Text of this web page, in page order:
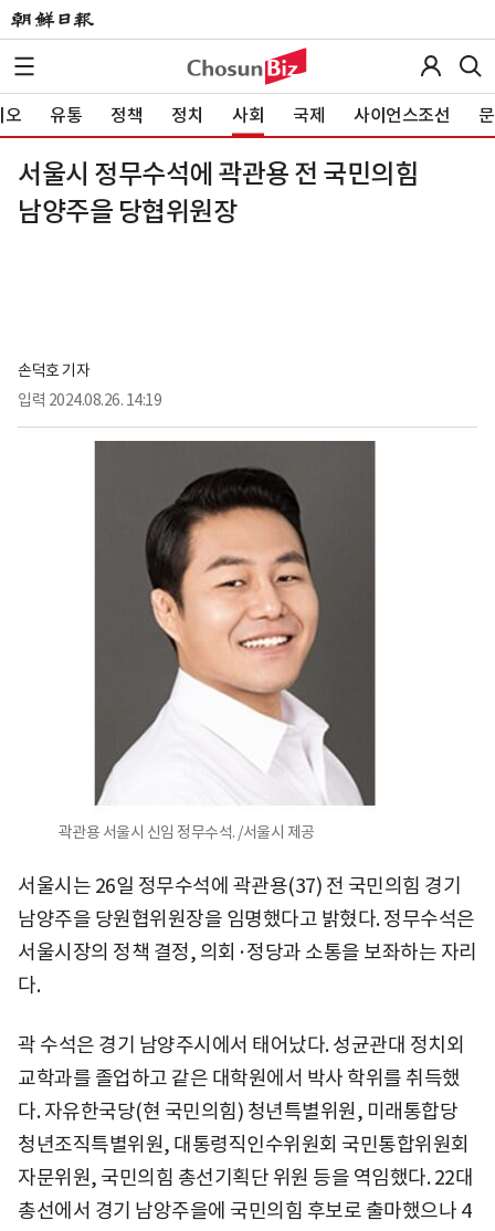
오 유통 정책 정치 사회 국제 사이언스조선
서울시 정무수석에 곽관용 전 국민의힘
남양주을 당협위원장
손덕호 기자
입력 2024.08.26. 14:19
곽관용 서울시 신임 정무수석. /서울시 제공
서울시는 26일 정무수석에 곽관용(37) 전 국민의힘 경기
남양주을 당원협위원장을 임명했다고 밝혔다. 정무수석은
서울시장의 정책 결정, 의회·정당과 소통을 보좌하는 자리
다.
곽 수석은 경기 남양주시에서 태어났다. 성균관대 정치외
교학과를 졸업하고 같은 대학원에서 박사 학위를 취득했
다. 자유한국당(현 국민의힘) 청년특별위원, 미래통합당
청년조직특별위원, 대통령직인수위원회 국민통합위원회
자문위원, 국민의힘 총선기획단 위원 등을 역임했다. 22대
총선에서 경기 남앙주을에 국민의힘 후보로 출마했으나 4